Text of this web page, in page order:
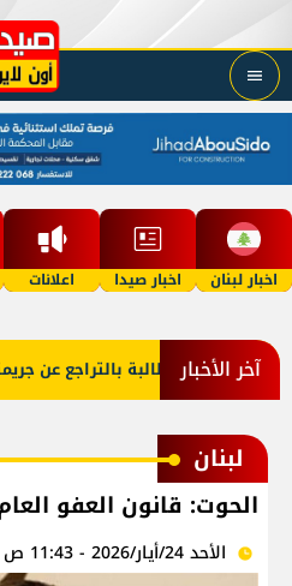
اخبار لبنان اخبار صيدا اعلانات
آخر الأخبار
الحكومة مطالبة بالتراجع عن جريمتها
لبنان
الحوت: قانون العفو
الأحد 24/أيار/2026 - 11:43 ص